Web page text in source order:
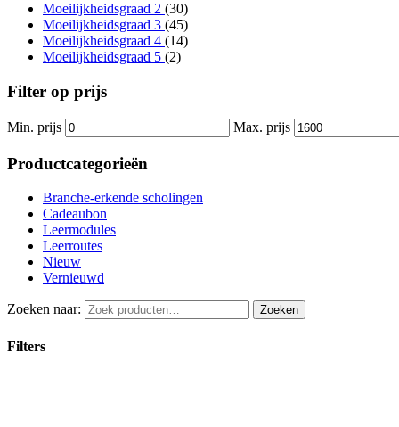
Moeilijkheidsgraad 2 (30)
Moeilijkheidsgraad 3 (45)
Moeilijkheidsgraad 4 (14)
Moeilijkheidsgraad 5 (2)
Filter op prijs
Min. prijs Max. prijs
Productcategorieën
Branche-erkende scholingen
Cadeaubon
Leermodules
Leerroutes
Nieuw
Vernieuwd
Zoeken naar: Zoeken
Filters